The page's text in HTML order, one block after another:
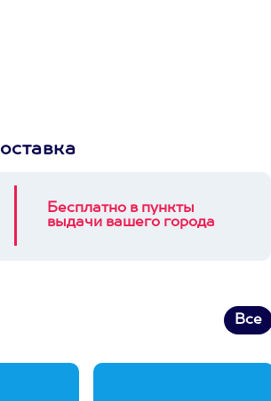
Бесплатно в пункты
выдачи вашего города
Все